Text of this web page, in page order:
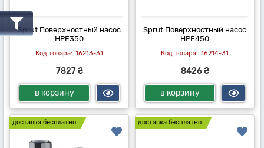
Sprut Поверхностный насос
HPF350
16213-31
7827 ₴
в корзину
Sprut Поверхностный насос
HPF450
16214-31
8426 ₴
в корзину
доставка бесплатно доставка бесплатно